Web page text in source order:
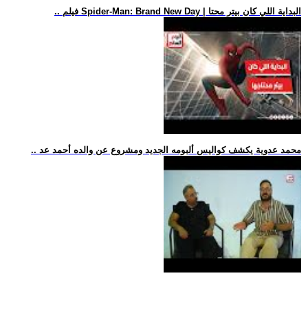
.. فيلم Spider-Man: Brand New Day | البداية اللي كان بيتر محتا
.. محمد عدوية يكشف كواليس ألبومه الجديد ومشروع عن والده أحمد عد